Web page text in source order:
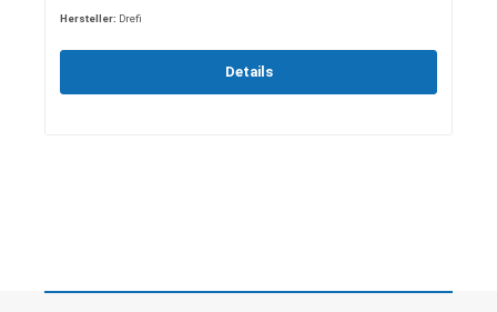
Hersteller: Drefi
Details